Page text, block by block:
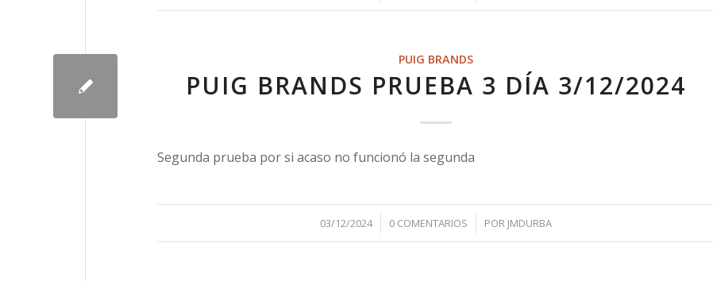
PUIG BRANDS
PUIG BRANDS PRUEBA 3 DÍA 3/12/2024
Segunda prueba por si acaso no funcionó la segunda
03/12/2024
/ 0 COMENTARIOS
/ POR JMDURBA